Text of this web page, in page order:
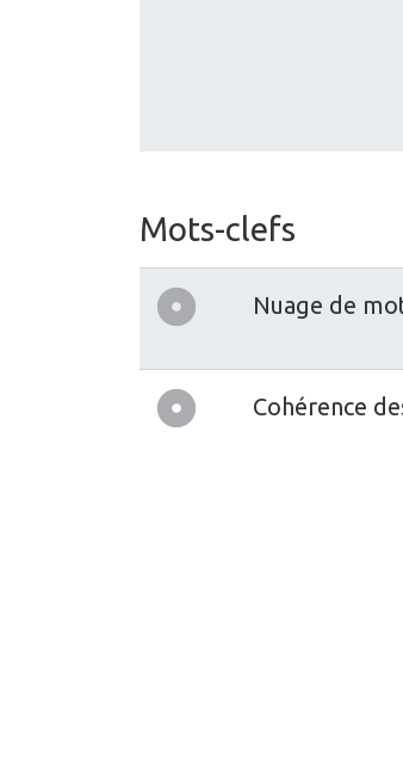
Mots-clefs
Nuage de
Cohérence